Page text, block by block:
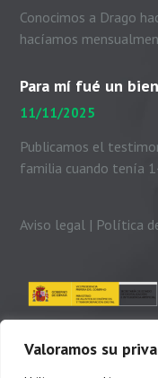
Valoramos su
Conocimos a Drago
hacíamos
Para mí fué un
11/11/2025
Publicamos el
familia cuando tenía
Aviso legal | Política